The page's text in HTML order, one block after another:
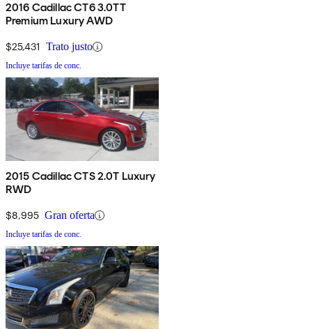
2016 Cadillac CT6 3.0TT
Premium Luxury AWD
$25,431 Trato justo
Incluye tarifas de conc.
2015 Cadillac CTS 2.0T Luxury
RWD
$8,995 Gran oferta
Incluye tarifas de conc.